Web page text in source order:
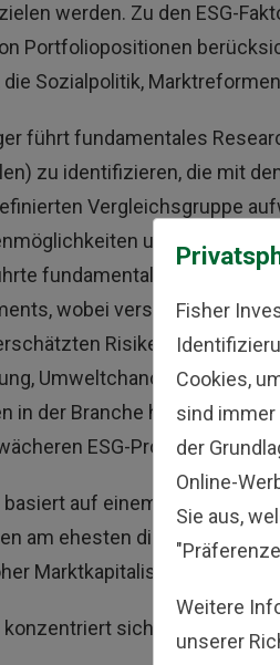
werden. Zu den ESG-
Portfoliopositionen
Sozialpolitik,
führt fundamentales
zu identifizieren, die mit
Vergleichsgruppe
und -
fundamentale Research-
wobei versucht wird,
Risiken zu
Umweltchancen und -
in der Branche hin zu
ESG-Profilen.
basiert auf einem Top-Down-
am ehesten die höchsten
Marktkapitalisierung liegt.
sich auf drei
Fisher
Cookies,
sind immer
der
Online-
Sie aus,
Weitere
unserer